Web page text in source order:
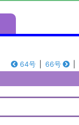
64号 66号